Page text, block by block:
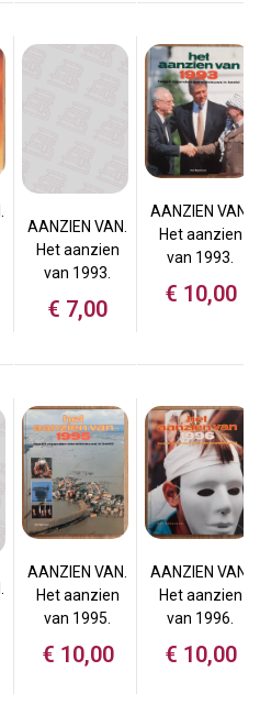
AANZIEN VAN.
Het aanzien
van 1993.
€ 7,00
AANZIEN VAN.
Het aanzien
van 1993.
€ 10,00
AANZIEN VAN.
Het aanzien
van 1995.
€ 10,00
AANZIEN VAN.
Het aanzien
van 1996.
€ 10,00